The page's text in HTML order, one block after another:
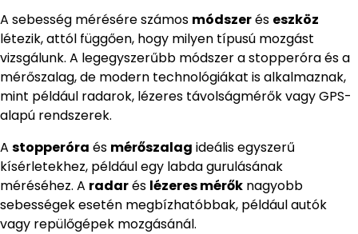
A sebesség mérésére számos módszerés eszköz
létezik, attól függően, hogy milyen típusú mozgást
vizsgálunk. A legegyszerűbb módszer a stopperóra és a
mérőszalag, de modern technológiákat is alkalmaznak,
mint például radarok, lézeres távolságmérők vagy GPS-
alapú rendszerek.
A stopperóra és mérőszalag ideális egyszerű
kísérletekhez, például egy labda gurulásának
méréséhez. A radarés lézeres mérők nagyobb
sebességek esetén megbízhatóbbak, például autók
vagy repülőgépek mozgásánál.